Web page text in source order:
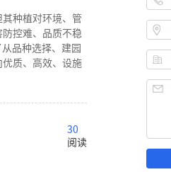
种植对环境、管
控难、品质不稳
品种选择、建园
质、高效、设施
30
阅读